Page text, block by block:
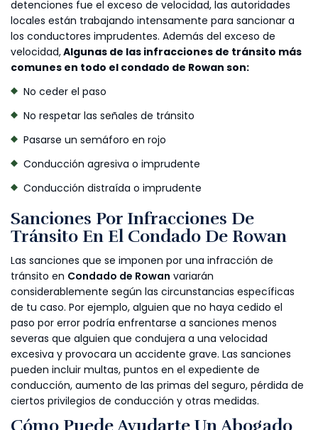
detenciones fue el exceso de velocidad, las autoridades
locales están trabajando intensamente para sancionar a
los conductores imprudentes. Además del exceso de
velocidad,Algunas de las infracciones de tránsito más
comunes en todo el condado de Rowan son:
No ceder el paso
No respetar las señales de tránsito
Pasarse un semáforo en rojo
Conducción agresiva o imprudente
Conducción distraída o imprudente
Sanciones Por Infracciones De
Tránsito En El Condado De Rowan
Las sanciones que se imponen por una infracción de
tránsito en Condado de Rowan variarán
considerablemente según las circunstancias específicas
de tu caso. Por ejemplo, alguien que no haya cedido el
paso por error podría enfrentarse a sanciones menos
severas que alguien que condujera a una velocidad
excesiva y provocara un accidente grave. Las sanciones
pueden incluir multas, puntos en el expediente de
conducción, aumento de las primas del seguro, pérdida de
ciertos privilegios de conducción y otras medidas.